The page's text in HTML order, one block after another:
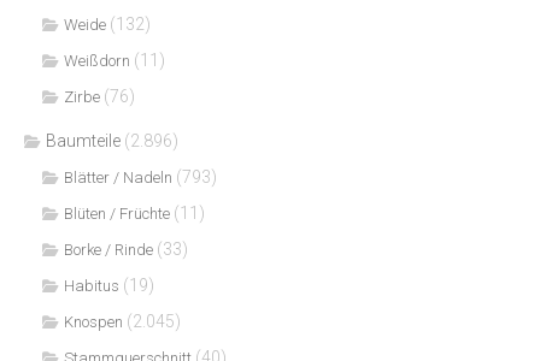
Weide (132)
Weißdorn (11)
Zirbe (76)
Baumteile (2.896)
Blätter / Nadeln (793)
Blüten / Früchte (11)
Borke / Rinde (33)
Habitus (19)
Knospen (2.045)